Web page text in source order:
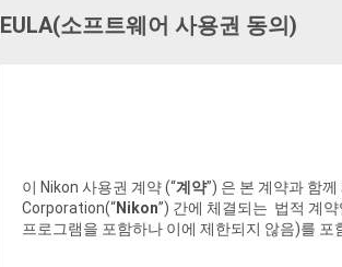
EULA(소프트웨어 사용권 동의)
이 Nikon 사용권 계약 (“계약”) 은 본 계약과 함
Corporation(“Nikon”) 간에 체결되는 법적 계
프로그램을 포함하나 이에 제한되지 않음)를 포